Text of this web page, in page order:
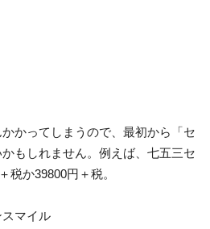
かってしまうので、最初から「セ
もしれません。例えば、七五三セ
税か39800円＋税。
スマイル